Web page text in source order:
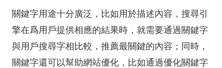
關鍵字用途十分廣泛，比如用於描述內容，搜尋引
擎在爲用戶提供相應的結果時，就需要通過關鍵字
與用戶搜尋字相比較，推薦最關鍵的內容；同時，
關鍵字還可以幫助網站優化，比如通過優化關鍵字